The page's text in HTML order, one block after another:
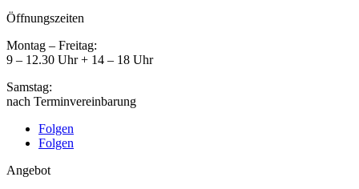
Öffnungszeiten
Montag – Freitag:
9 – 12.30 Uhr + 14 – 18 Uhr
Samstag:
nach Terminvereinbarung
Folgen
Folgen
Angebot